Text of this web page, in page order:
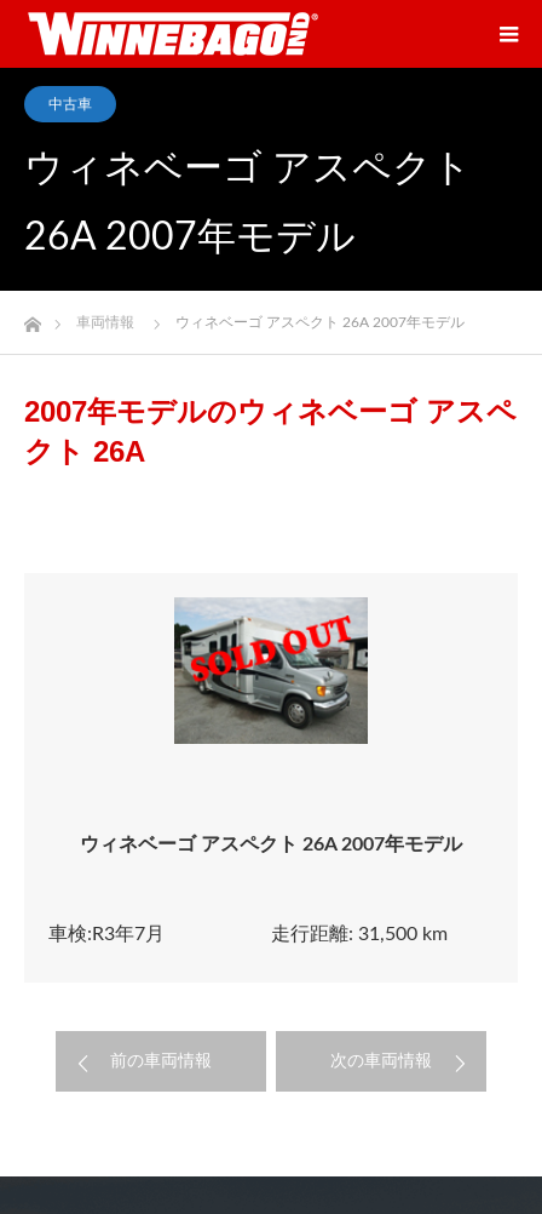
中古車
ウィネベーゴ アスペクト
26A 2007年モデル
ホーム車両情報 ウィネベーゴ アスペクト 26A 2007年モデル
2007年モデルのウィネベーゴ アスペ
クト 26A
ウィネベーゴ アスペクト 26A 2007年モデル
車検:R3年7月 走行距離: 31,500 km
前の車両情報 次の車両情報